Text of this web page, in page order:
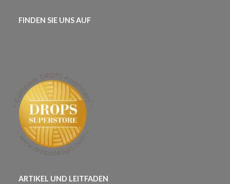
FINDEN SIE UNS AUF
ARTIKEL UND LEITFADEN